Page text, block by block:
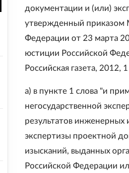
документации и (или)
утвержденный приказом
Федерации от 23 марта
юстиции Российской
Российская газета,
а) в пункте 1 слова "и
негосударственной
результатов инженерных
экспертизы проектной
изысканий, выданных
Российской Федерации